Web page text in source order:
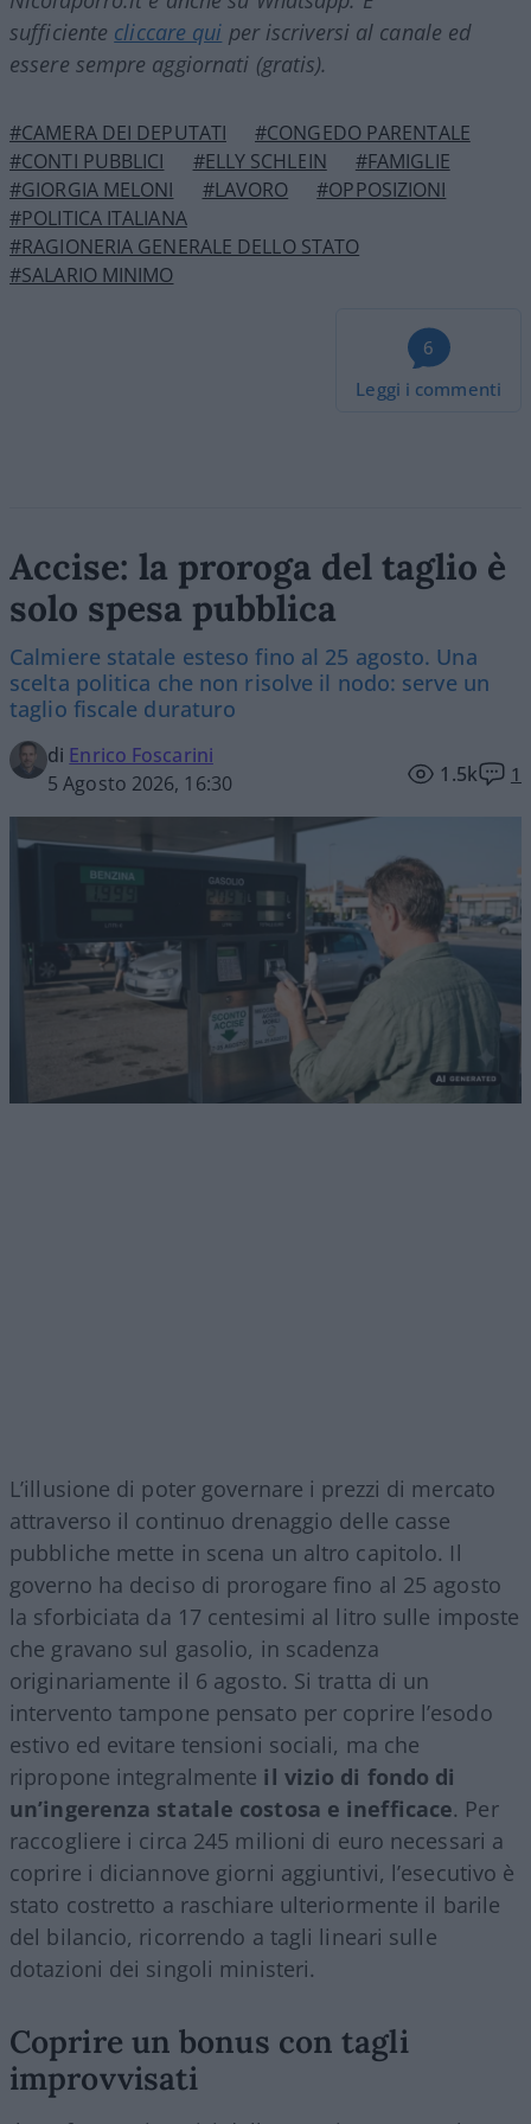
sufficiente cliccare qui per iscriversi al canale ed
essere sempre aggiornati (gratis).
#CAMERA DEI DEPUTATI
#CONGEDO PARENTALE
#CONTI PUBBLICI
#ELLY SCHLEIN
#FAMIGLIE
#GIORGIA MELONI
#LAVORO
#OPPOSIZIONI
#POLITICA ITALIANA
#RAGIONERIA GENERALE DELLO STATO
#SALARIO MINIMO
6
Leggi i commenti
Accise: la proroga del taglio è
solo spesa pubblica
Calmiere statale esteso fino al 25 agosto. Una
scelta politica che non risolve il nodo: serve un
taglio fiscale duraturo
di Enrico Foscarini
5 Agosto 2026, 16:30
1.5k 1
L’illusione di poter governare i prezzi di mercato
attraverso il continuo drenaggio delle casse
pubbliche mette in scena un altro capitolo. Il
governo ha deciso di prorogare fino al 25 agosto
la sforbiciata da 17 centesimi al litro sulle imposte
che gravano sul gasolio, in scadenza
originariamente il 6 agosto. Si tratta di un
intervento tampone pensato per coprire l’esodo
estivo ed evitare tensioni sociali, ma che
ripropone integralmente il vizio di fondo di
un’ingerenza statale costosa e inefficace. Per
raccogliere i circa 245 milioni di euro necessari a
coprire i diciannove giorni aggiuntivi, l’esecutivo è
stato costretto a raschiare ulteriormente il barile
del bilancio, ricorrendo a tagli lineari sulle
dotazioni dei singoli ministeri.
Coprire un bonus con tagli
improvvisati